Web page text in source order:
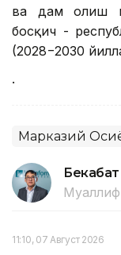
ва дам олиш
босқич -
(2028−2030
.
Марказий
Муаллиф
11:10, 07 Август 2026